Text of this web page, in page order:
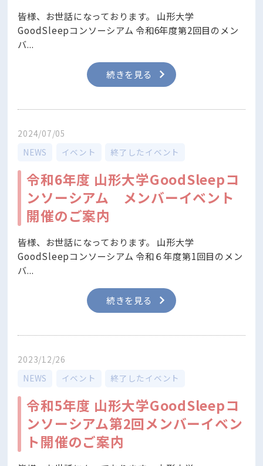
皆様、お世話になっております。 山形大学
GoodSleepコンソーシアム 令和6年度第2回目のメン
バ...
続きを見る
2024/07/05
NEWS
イベント 終了したイベント
令和6年度 山形大学GoodSleepコ
ンソーシアム メンバーイベント
開催のご案内
皆様、お世話になっております。 山形大学
GoodSleepコンソーシアム 令和６年度第1回目のメン
バ...
続きを見る
2023/12/26
NEWS
イベント 終了したイベント
令和5年度 山形大学GoodSleepコ
ンソーシアム第2回メンバーイベン
ト開催のご案内